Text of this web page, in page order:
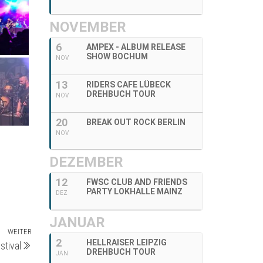
Nächster
Beitrag
WEITER
NOVEMBER
6
NOV
AMPEX - ALBUM RELEASE
SHOW BOCHUM
13
NOV
RIDERS CAFE LÜBECK
DREHBUCH TOUR
20
NOV
BREAK OUT ROCK BERLIN
DEZEMBER
12
DEZ
FWSC CLUB AND FRIENDS
PARTY LOKHALLE MAINZ
JANUAR
2
JAN
HELLRAISER LEIPZIG
DREHBUCH TOUR